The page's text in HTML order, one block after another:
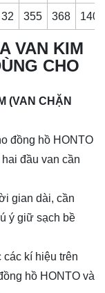
32 355 368 140
VAN KIM
CHO
(VAN CHẶN
đồng hồ HONTO
đầu van cần
gian dài, cần
ý giữ sạch bề
kí hiệu trên
hồ HONTO và